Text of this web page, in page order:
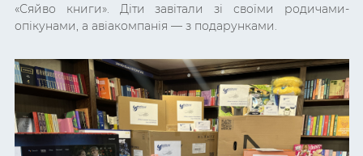
«Сяйво книги». Діти завітали зі своїми родичами-
опікунами, а авіакомпанія — з подарунками.